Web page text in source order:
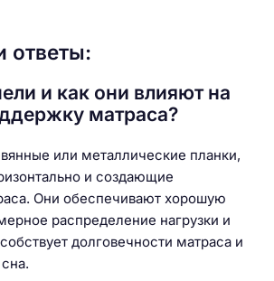
и как они влияют на
матраса?
или металлические планки,
и создающие
Они обеспечивают хорошую
распределение нагрузки и
долговечности матраса и